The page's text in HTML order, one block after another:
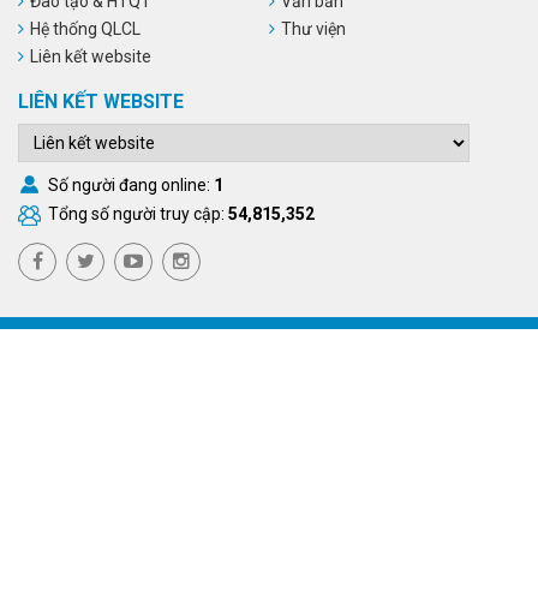
Hệ thống QLCL
Thư viện
Liên kết website
LIÊN KẾT WEBSITE
Số người đang online: 1
Tổng số người truy cập: 54,815,352